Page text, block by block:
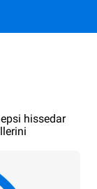
hissedar